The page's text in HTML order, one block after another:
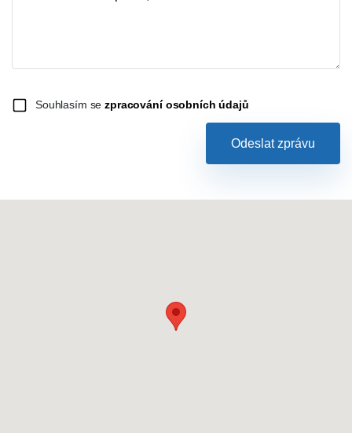
Souhlasím sezpracování osobních údajů
Odeslat zprávu